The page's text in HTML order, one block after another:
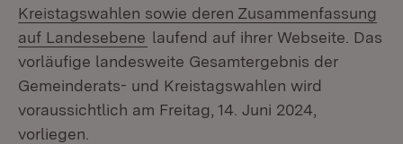
Kreistagswahlen sowie deren Zusammenfassung
auf Landesebene (Öffnet in neuem Fenster)
laufend auf ihrer Webseite. Das
vorläufige landesweite Gesamtergebnis der
Gemeinderats- und Kreistagswahlen wird
voraussichtlich am Freitag, 14. Juni 2024,
vorliegen.